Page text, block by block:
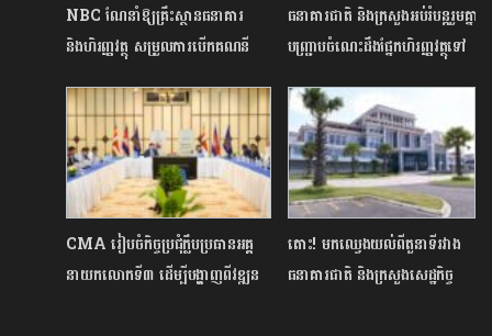
NBC ណែនាំឱ្យគ្រឹះស្ថានធនាគារ
និងហិរញ្ញវត្ថុ សម្រួលការបើកគណនី
MSMEs និងបុគ្គលស្វ័យនិយោជន៍
ធនាគារជាតិ និងក្រសួងអប់រំបន្តរួមគ្នា
បញ្ជ្រាបចំណេះដឹងផ្នែកហិរញ្ញវត្ថុទៅ
CMA រៀបចំកិច្ចប្រជុំក្លឹបប្រធានអគ្គ
នាយកលោកទី៣ ដើម្បីបង្ហាញពីវឌ្ឍន
តោះ! មកឈ្វេងយល់ពីតួនាទីរវាង
ធនាគារជាតិ និងក្រសួងសេដ្ឋកិច្ច